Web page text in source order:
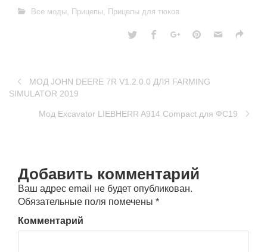
Все моды, Прицепы, Прицепы для тюков
МОД JOHN DEERE 7R V1.2.0.0 ДЛЯ FARMING
SIMULATOR 2019
Мод Excavator LIEBHERR A914 Compact для ФС19
Добавить комментарий
Ваш адрес email не будет опубликован.
Обязательные поля помечены *
Комментарий